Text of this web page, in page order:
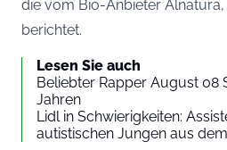
die vom Bio-Anbieter
berichtet.
Lesen Sie auch
Beliebter Rapper August 08
Jahren
Lidl in Schwierigkeiten:
autistischen Jungen aus